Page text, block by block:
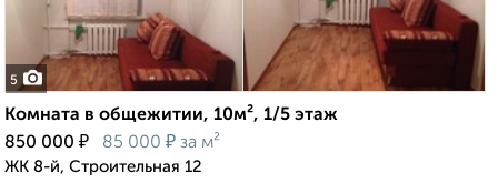
5
Комната в общежитии, 10м², 1/5 этаж
850 000 ₽ 85 000 ₽ за м²
ЖК 8-й, Строительная 12